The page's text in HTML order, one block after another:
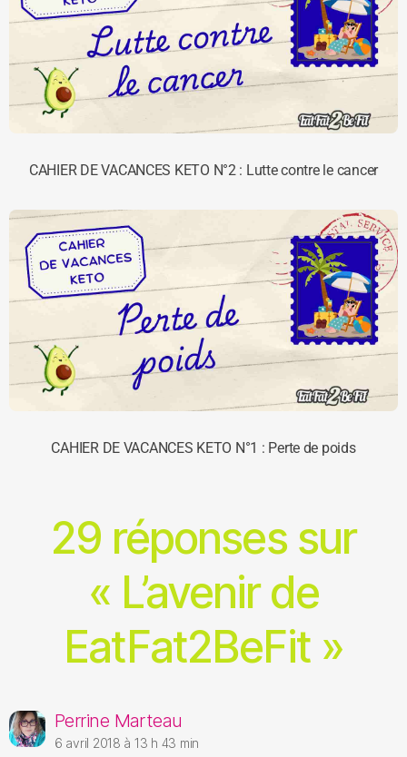
CAHIER DE VACANCES KETO N°2 : Lutte contre le cancer
CAHIER DE VACANCES KETO N°1 : Perte de poids
29 réponses sur
« L’avenir de
EatFat2BeFit »
Perrine Marteau
6 avril 2018 à 13 h 43 min